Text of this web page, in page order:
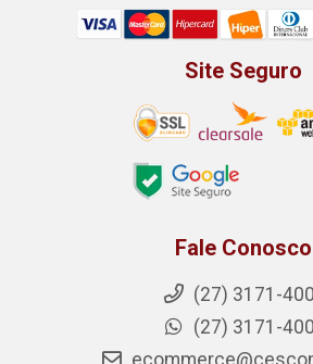
Site Seguro
Fale Conosco
(27) 3171-
(27) 3171-